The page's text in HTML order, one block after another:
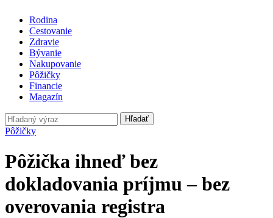
Rodina
Cestovanie
Zdravie
Bývanie
Nakupovanie
Pôžičky
Financie
Magazín
Hľadať
Pôžičky
Pôžička ihneď bez
dokladovania príjmu – bez
overovania registra